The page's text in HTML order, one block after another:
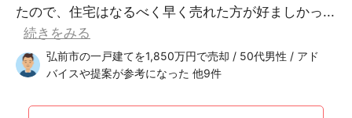
たので、住宅はなるべく早く売れた方が好ましかっ...
続きをみる
弘前市の一戸建てを1,850万円で売却 / 50代男性 / アド
バイスや提案が参考になった 他9件